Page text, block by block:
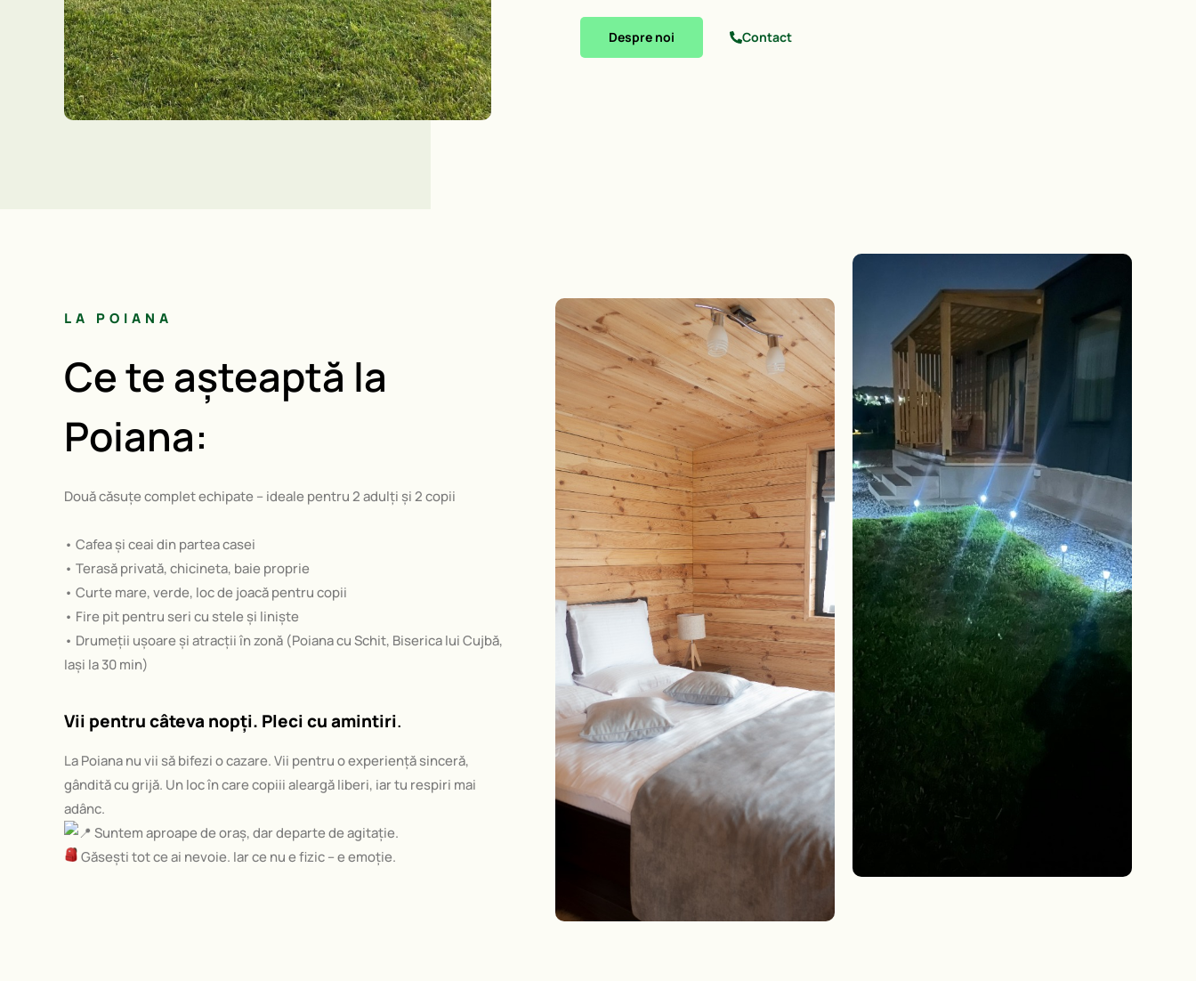
Despre noi Contact
LA POIANA
Ce te așteaptă la
Poiana:
Două căsuțe complet echipate – ideale pentru 2 adulți și 2 copii
• Cafea și ceai din partea casei
• Terasă privată, chicineta, baie proprie
• Curte mare, verde, loc de joacă pentru copii
• Fire pit pentru seri cu stele și liniște
• Drumeții ușoare și atracții în zonă (Poiana cu Schit, Biserica lui Cujbă,
Iași la 30 min)
Vii pentru câteva nopți. Pleci cu amintiri.
La Poiana nu vii să bifezi o cazare. Vii pentru o experiență sinceră,
gândită cu grijă. Un loc în care copiii aleargă liberi, iar tu respiri mai
adânc.
Suntem aproape de oraș, dar departe de agitație.
Găsești tot ce ai nevoie. Iar ce nu e fizic – e emoție.